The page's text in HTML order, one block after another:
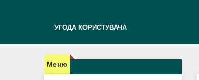
УГОДА КОРИСТУВАЧА